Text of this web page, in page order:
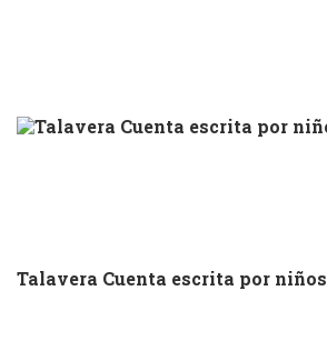
Talavera Cuenta escrita por niños